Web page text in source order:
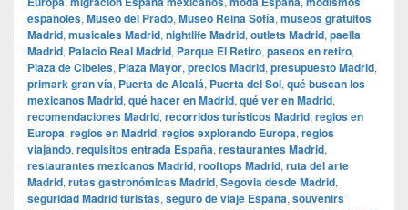
españoles, Museo del Prado, Museo Reina Sofía, museos gratuitos
Madrid, musicales Madrid, nightlife Madrid, outlets Madrid, paella
Madrid, Palacio Real Madrid, Parque El Retiro, paseos en retiro,
Plaza de Cibeles, Plaza Mayor, precios Madrid, presupuesto Madrid,
primark gran vía, Puerta de Alcalá, Puerta del Sol, qué buscan los
mexicanos Madrid, qué hacer en Madrid, qué ver en Madrid,
recomendaciones Madrid, recorridos turísticos Madrid, regios en
Europa, regios en Madrid, regios explorando Europa, regios
viajando, requisitos entrada España, restaurantes Madrid,
restaurantes mexicanos Madrid, rooftops Madrid, ruta del arte
Madrid, rutas gastronómicas Madrid, Segovia desde Madrid,
seguridad Madrid turistas, seguro de viaje España, souvenirs